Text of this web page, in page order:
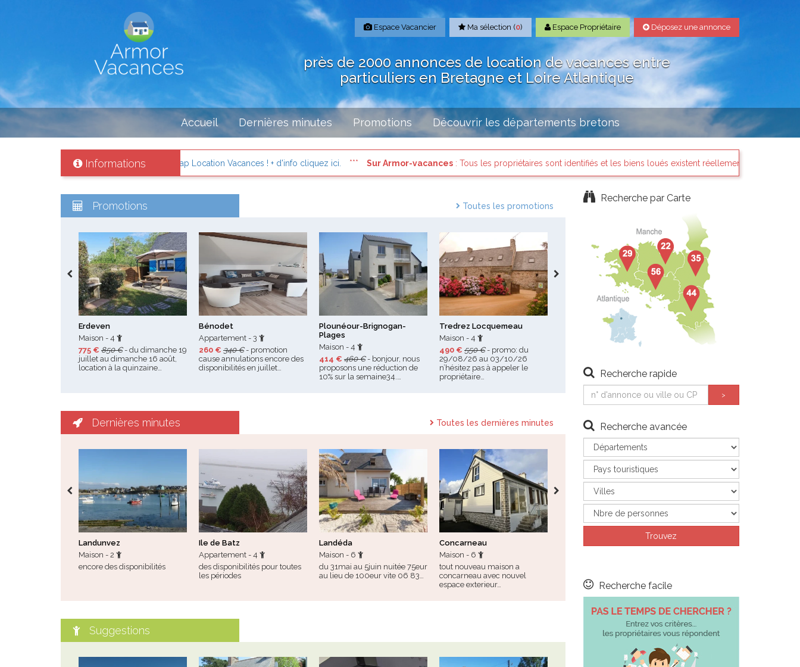
Espace Vacancier Ma sélection (0) Espace Propriétaire Déposez une annonce
près de 2000 annonces de location de vacances entre
particuliers en Bretagne et Loire Atlantique
Accueil Dernières minutes Promotions Découvrir les départements bretons
Informations
votre location de vacances avec Cap Location Vacances ! + d'info cliquez ici. Sur Armor-vacances: Tous les propriétaires sont identifiés et les biens loués existent réellement.
Promotions Toutes les promotions
Erdeven
Maison - 4
775 € 850 €- du dimanche 19
juillet au dimanche 16 août,
location à la quinzaine…
Bénodet
Appartement - 3
260 € 340 €- promotion
cause annulations encore des
disponibilités en juillet…
Plounéour-Brignogan-
Plages
Maison - 4
414 € 460 €- bonjour, nous
proposons une réduction de
10% sur la semaine34.…
Tredrez Locquemeau
Maison - 4
490 € 550 €- promo: du
29/08/26 au 03/10/26
n’hésitez pas à appeler le
propriétaire…
Le Palais Belle île
à 6 personnes tout septembre.
Lesconil
Maison - 2
Dernières minutes Toutes les dernières minutes
Landunvez
Maison - 2
encore des disponibilités
Ile de Batz
Appartement - 4
des disponibilités pour toutes
les périodes
Landéda
Maison - 6
du 31mai au 5juin nuitée 75eur
au lieu de 100eur vite 06 83…
Concarneau
Maison - 6
tout nouveau maison a
concarneau avec nouvel
espace exterieur…
septembre.…
Suggestions
Recherche par Carte
Recherche rapide
Recherche avancée
Recherche facile